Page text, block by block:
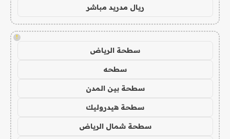
ريال مدريد مباشر
!
سطحة الرياض
سطحه
سطحة بين المدن
سطحة هيدروليك
سطحة شمال الرياض